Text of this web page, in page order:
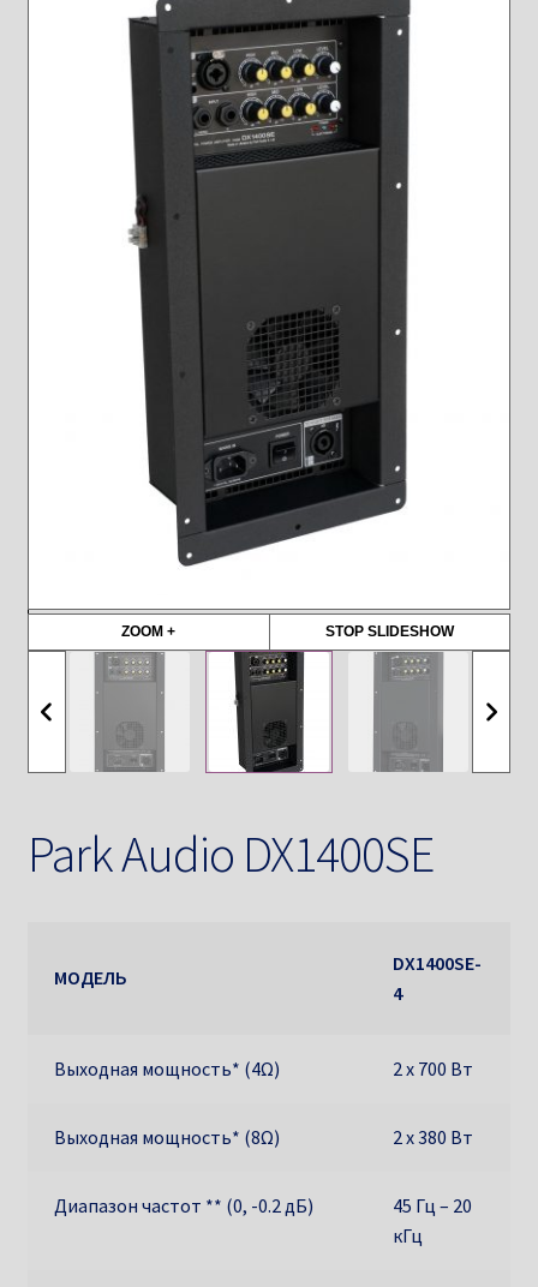
ZOOM + STOP SLIDESHOW
Park Audio DX1400SE
МОДЕЛЬ
DX1400SE-
4
Выходная мощность* (4Ω) 2 х 700 Вт
Выходная мощность* (8Ω) 2 х 380 Вт
Диапазон частот ** (0, -0.2 дБ)
45 Гц – 20
кГц